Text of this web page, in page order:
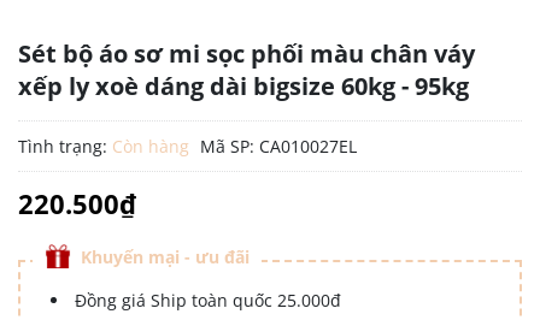
Sét bộ áo sơ mi sọc phối màu chân váy
xếp ly xoè dáng dài bigsize 60kg - 95kg
Tình trạng: Còn hàng Mã SP: CA010027EL
220.500₫
Khuyến mại - ưu đãi
Đồng giá Ship toàn quốc 25.000đ